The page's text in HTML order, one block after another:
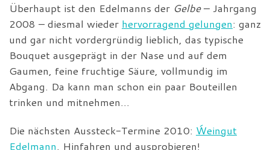
Überhaupt ist den Edelmanns der Gelbe– Jahrgang
2008 – diesmal wieder hervorragend gelungen: ganz
und gar nicht vordergründig lieblich, das typische
Bouquet ausgeprägt in der Nase und auf dem
Gaumen, feine fruchtige Säure, vollmundig im
Abgang. Da kann man schon ein paar Bouteillen
trinken und mitnehmen…
Die nächsten Aussteck-Termine 2010: Ẃeingut
Edelmann. Hinfahren und ausprobieren!